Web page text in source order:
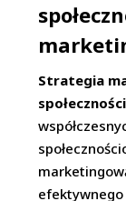
Strategia